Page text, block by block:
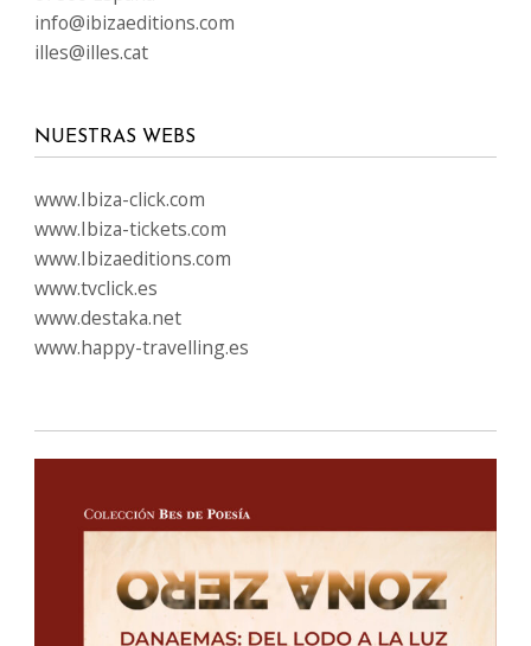
info@ibizaeditions.com
illes@illes.cat
NUESTRAS WEBS
www.Ibiza-click.com
www.Ibiza-tickets.com
www.Ibizaeditions.com
www.tvclick.es
www.destaka.net
www.happy-travelling.es